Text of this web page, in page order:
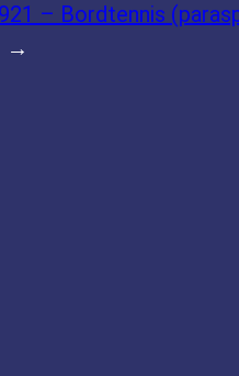
– Bordtennis
→